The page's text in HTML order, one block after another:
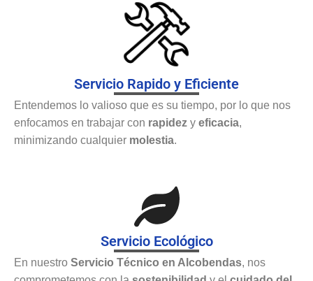
Servicio Rapido y Eficiente
Entendemos lo valioso que es su tiempo, por lo que nos
enfocamos en trabajar con rapidez y eficacia,
minimizando cualquier molestia.
Servicio Ecológico
En nuestro Servicio Técnico en Alcobendas, nos